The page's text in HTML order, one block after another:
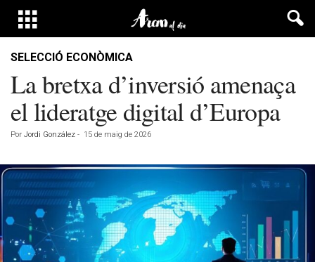
SELECCIÓ ECONÒMICA
La bretxa d’inversió amenaça
el lideratge digital d’Europa
Por Jordi González - 15 de maig de 2026